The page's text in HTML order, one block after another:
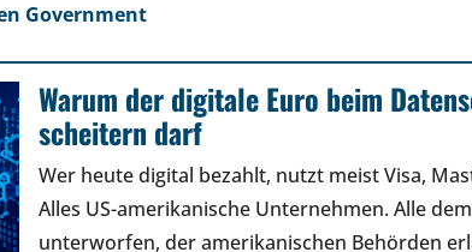
Government
Warum der digitale Euro beim
scheitern darf
Wer heute digital bezahlt, nutzt meist Visa,
Alles US-amerikanische Unternehmen. Alle
unterworfen, der amerikanischen Behörden